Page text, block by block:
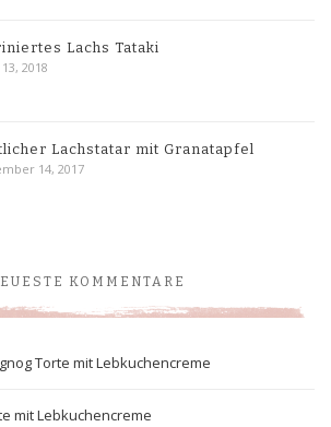
Lachs Tataki
2018
Lachstatar mit Granatapfel
14, 2017
KOMMENTARE
Torte mit Lebkuchencreme
mit Lebkuchencreme